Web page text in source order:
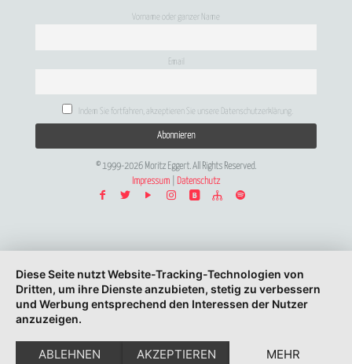
Vorname oder ganzer Name
Email
Indem Sie fortfahren, akzeptieren Sie unsere Datenschutzerklärung.
© 1999-2026 Moritz Eggert. All Rights Reserved.
Impressum
Datenschutz
Diese Seite nutzt Website-Tracking-Technologien von
Dritten, um ihre Dienste anzubieten, stetig zu verbessern
und Werbung entsprechend den Interessen der Nutzer
anzuzeigen.
ABLEHNEN AKZEPTIEREN MEHR